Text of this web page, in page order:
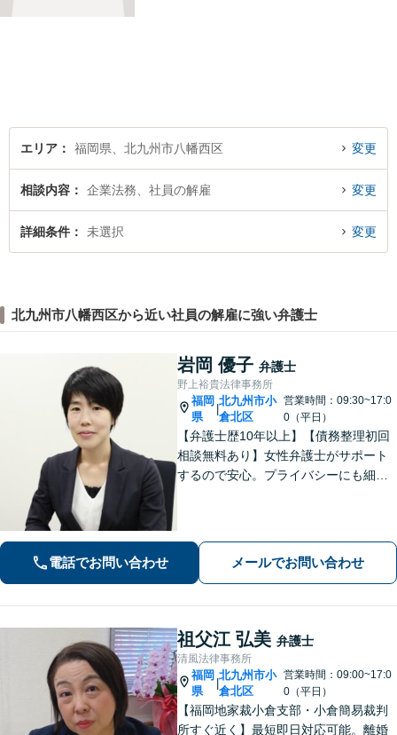
エリア 福岡県、北九州市八幡西区 変更
相談内容 企業法務、社員の解雇 変更
詳細条件 未選択 変更
北九州市八幡西区から近い社員の解雇に強い弁護士
岩岡 優子 弁護士
野上裕貴法律事務所
福岡
県
北九州市小
倉北区
営業時間：09:30~17:0
0（平日）
【弁護士歴10年以上】【債務整理初回
相談無料あり】女性弁護士がサポート
するので安心。プライバシーにも細心
い。【完全個室で相談】【駐車場あ
電話でお問い合わせ メールでお問い合わせ
祖父江 弘美 弁護士
清風法律事務所
福岡
県
北九州市小
倉北区
営業時間：09:00~17:0
0（平日）
【福岡地家裁小倉支部・小倉簡易裁判
所すぐ近く】最短即日対応可能。離婚